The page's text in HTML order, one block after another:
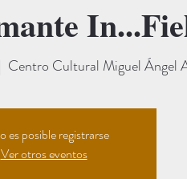
Centro Cultural Miguel Ángel
es posible registrarse
Ver otros eventos